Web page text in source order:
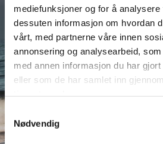
mediefunksjoner og for å
dessuten informasjon om hvordan
vårt, med partnerne våre innen
annonsering og analysearbeid,
med annen informasjon du har gjort
eller som de har samlet inn
Nødvendig